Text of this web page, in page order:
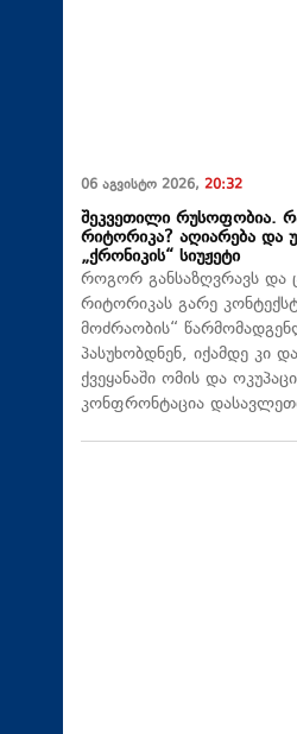
06 აგვისტო 2026, 20:32
შეკვეთილი რუსოფობია.
რიტორიკა? აღიარება და
„ქრონიკის“ სიუჟეტი
როგორ განსაზღვრავს და
რიტორიკას გარე
მოძრაობის“
პასუხობდნენ, იქამდე კი
ქვეყანაში ომის და
კონფრონტაცია